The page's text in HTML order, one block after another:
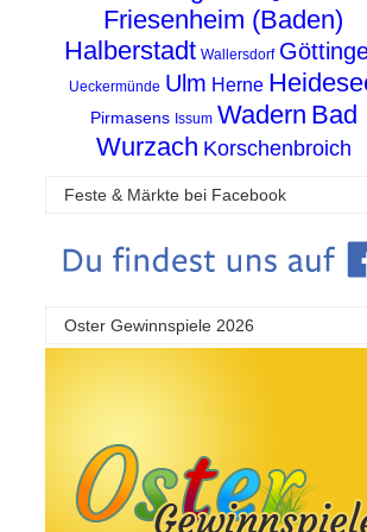
Friesenheim (Baden)
Halberstadt Wallersdorf
Ueckermünde Ulm Herne
Pirmasens Issum Wadern Bad
Wurzach Korschenbroich
Feste & Märkte bei Facebook
Oster Gewinnspiele 2026